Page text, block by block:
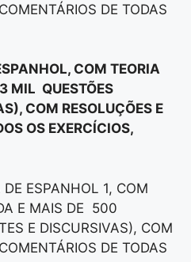
DE TODAS
COM TEORIA
MIL QUESTÕES
COM RESOLUÇÕES E
OS EXERCÍCIOS,
ESPANHOL 1, COM
E MAIS DE 500
E DISCURSIVAS), COM
DE TODAS